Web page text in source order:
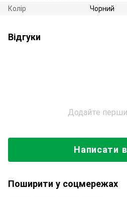
Колір
Чорний
Відгуки
Додайте
Написати
Поширити у соцмережах